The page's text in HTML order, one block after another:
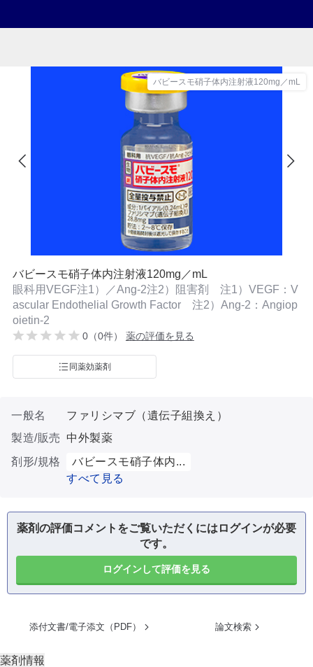
バビースモ硝子体内注射液120mg／mL
バビースモ硝子体内注射液120mg／mL
眼科用VEGF注1）／Ang-2注2）阻害剤 注1）VEGF：V
ascular Endothelial Growth Factor 注2）Ang-2：Angiop
oietin-2
0（0件） 薬の評価を見る
同薬効薬剤
一般名
ファリシマブ（遺伝子組換え）
製造/販売
中外製薬
剤形/規格
バビースモ硝子体内...
すべて見る
薬剤の評価コメントをご覧いただくにはログインが必要
です。
ログインして評価を見る
添付文書/電子添文（PDF） 論文検索
薬剤情報